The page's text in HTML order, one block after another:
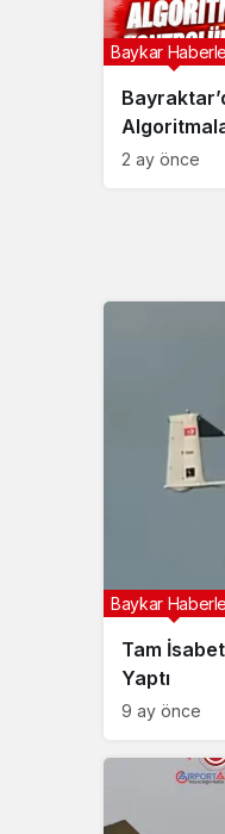
Baykar
2 ay önce
Tam
Yaptı
Baykar
9 ay önce